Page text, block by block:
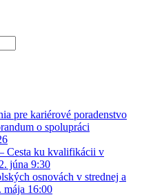
pre kariérové poradenstvo
o spolupráci
Cesta ku kvalifikácii v
júna 9:30
osnovách v strednej a
mája 16:00